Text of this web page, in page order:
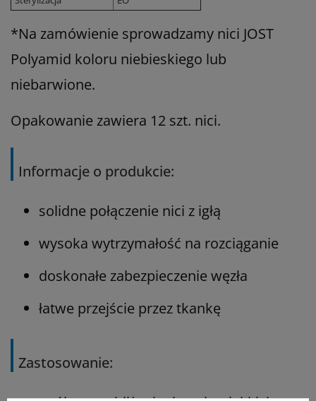
*Na zamówienie sprowadzamy nici JOST
Polyamid koloru niebieskiego lub
niebarwione.
Opakowanie zawiera 12 szt. nici.
Informacje o produkcie:
solidne połączenie nici z igłą
wysoka wytrzymałość na rozciąganie
doskonałe zabezpieczenie węzła
łatwe przejście przez tkankę
Zastosowanie: